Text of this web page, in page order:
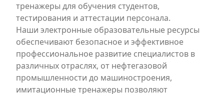
тренажеры для обучения студентов,
тестирования и аттестации персонала.
Наши электронные образовательные ресурсы
обеспечивают безопасное и эффективное
профессиональное развитие специалистов в
различных отраслях, от нефтегазовой
промышленности до машиностроения,
имитационные тренажеры позволяют